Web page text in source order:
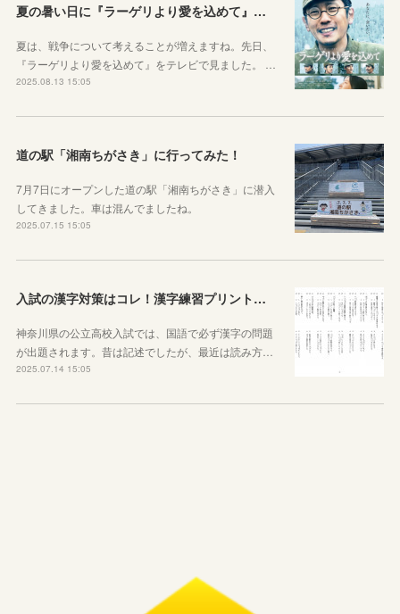
夏の暑い日に『ラーゲリより愛を込めて』を見ました
夏は、戦争について考えることが増えますね。先日、
『ラーゲリより愛を込めて』をテレビで見ました。 …
2025.08.13 15:05
道の駅「湘南ちがさき」に行ってみた！
7月7日にオープンした道の駅「湘南ちがさき」に潜入
してきました。車は混んでましたね。
2025.07.15 15:05
入試の漢字対策はコレ！漢字練習プリントのご紹介！
神奈川県の公立高校入試では、国語で必ず漢字の問題
が出題されます。昔は記述でしたが、最近は読み方…
2025.07.14 15:05